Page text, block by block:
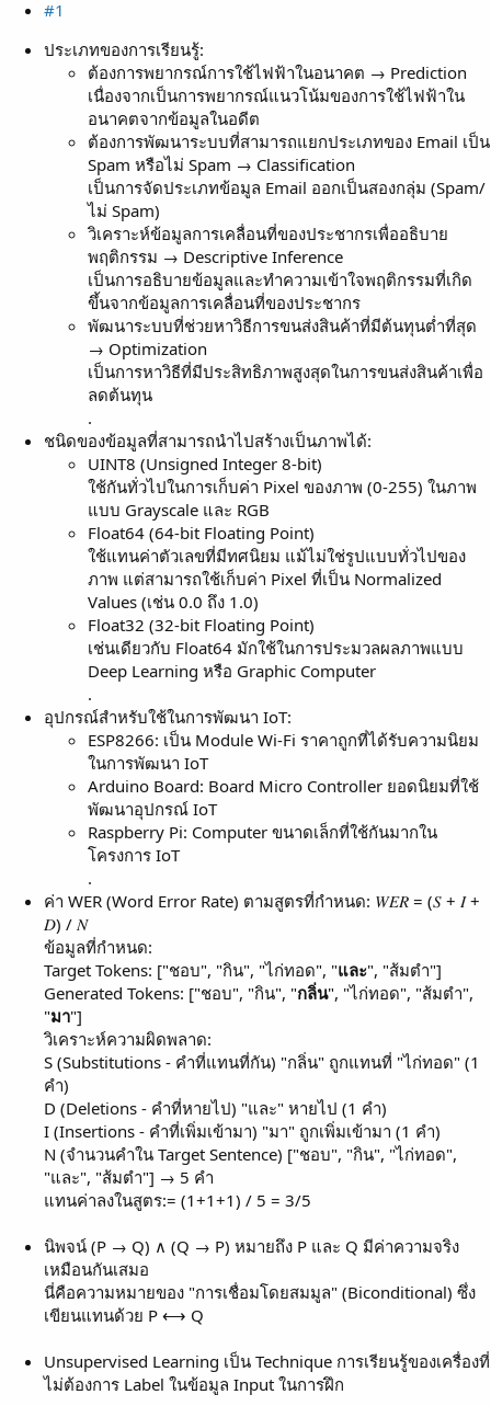
#1
ประเภทของการเรียนรู้:
ต้องการพยากรณ์การใช้ไฟฟ้าในอนาคต → Prediction
เนื่องจากเป็นการพยากรณ์แนวโน้มของการใช้ไฟฟ้าใน
อนาคตจากข้อมูลในอดีต
ต้องการพัฒนาระบบที่สามารถแยกประเภทของ Email เป็น
Spam หรือไม่ Spam → Classification
เป็นการจัดประเภทข้อมูล Email ออกเป็นสองกลุ่ม (Spam/
ไม่ Spam)
วิเคราะห์ข้อมูลการเคลื่อนที่ของประชากรเพื่ออธิบาย
พฤติกรรม → Descriptive Inference
เป็นการอธิบายข้อมูลและทำความเข้าใจพฤติกรรมที่เกิด
ขึ้นจากข้อมูลการเคลื่อนที่ของประชากร
พัฒนาระบบที่ช่วยหาวิธีการขนส่งสินค้าที่มีต้นทุนต่ำที่สุด
→ Optimization
เป็นการหาวิธีที่มีประสิทธิภาพสูงสุดในการขนส่งสินค้าเพื่อ
ลดต้นทุน
.
ชนิดของข้อมูลที่สามารถนำไปสร้างเป็นภาพได้:
UINT8 (Unsigned Integer 8-bit)
ใช้กันทั่วไปในการเก็บค่า Pixel ของภาพ (0-255) ในภาพ
แบบ Grayscale และ RGB
Float64 (64-bit Floating Point)
ใช้แทนค่าตัวเลขที่มีทศนิยม แม้ไม่ใช่รูปแบบทั่วไปของ
ภาพ แต่สามารถใช้เก็บค่า Pixel ที่เป็น Normalized
Values (เช่น 0.0 ถึง 1.0)
Float32 (32-bit Floating Point)
เช่นเดียวกับ Float64 มักใช้ในการประมวลผลภาพแบบ
Deep Learning หรือ Graphic Computer
.
อุปกรณ์สำหรับใช้ในการพัฒนา IoT:
ESP8266: เป็น Module Wi-Fi ราคาถูกที่ได้รับความนิยม
ในการพัฒนา IoT
Arduino Board: Board Micro Controller ยอดนิยมที่ใช้
พัฒนาอุปกรณ์ IoT
Raspberry Pi: Computer ขนาดเล็กที่ใช้กันมากใน
โครงการ IoT
.
ค่า WER (Word Error Rate) ตามสูตรที่กำหนด: 𝑊𝐸𝑅 = (𝑆 + 𝐼 +
𝐷) / 𝑁
ข้อมูลที่กำหนด:
Target Tokens: ["ชอบ", "กิน", "ไก่ทอด", "และ", "ส้มตำ"]
Generated Tokens: ["ชอบ", "กิน", "กลิ่น", "ไก่ทอด", "ส้มตำ",
"มา"]
วิเคราะห์ความผิดพลาด:
S (Substitutions - คำที่แทนที่กัน) "กลิ่น" ถูกแทนที่ "ไก่ทอด" (1
คำ)
D (Deletions - คำที่หายไป) "และ" หายไป (1 คำ)
I (Insertions - คำที่เพิ่มเข้ามา) "มา" ถูกเพิ่มเข้ามา (1 คำ)
N (จำนวนคำใน Target Sentence) ["ชอบ", "กิน", "ไก่ทอด",
"และ", "ส้มตำ"] → 5 คำ
แทนค่าลงในสูตร:= (1+1+1) / 5 = 3/5
นิพจน์ (P → Q) ∧ (Q → P) หมายถึง P และ Q มีค่าความจริง
เหมือนกันเสมอ
นี่คือความหมายของ "การเชื่อมโดยสมมูล" (Biconditional) ซึ่ง
เขียนแทนด้วย P ⟷ Q
Unsupervised Learning เป็น Technique การเรียนรู้ของเครื่องที่
ไม่ต้องการ Label ในข้อมูล Input ในการฝึก